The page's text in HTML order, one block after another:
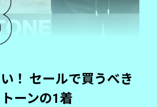
！ セールで買うべき
ーンの1着